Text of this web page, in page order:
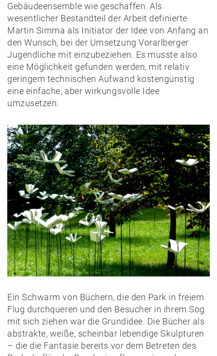
Gebäudeensemble wie geschaffen. Als
wesentlicher Bestandteil der Arbeit definierte
Martin Simma als Initiator der Idee von Anfang an
den Wunsch, bei der Umsetzung Vorarlberger
Jugendliche mit einzubeziehen. Es musste also
eine Möglichkeit gefunden werden, mit relativ
geringem technischen Aufwand kostengünstig
eine einfache, aber wirkungsvolle Idee
umzusetzen.
Ein Schwarm von Büchern, die den Park in freiem
Flug durchqueren und den Besucher in ihrem Sog
mit sich ziehen war die Grundidee. Die Bücher als
abstrakte, weiße, scheinbar lebendige Skulpturen
– die die Fantasie bereits vor dem Betreten des